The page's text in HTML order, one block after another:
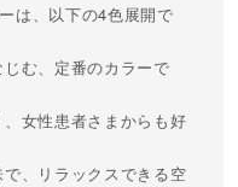
は、以下の4色展開で
む、定番のカラーで
女性患者さまからも好
で、リラックスできる空